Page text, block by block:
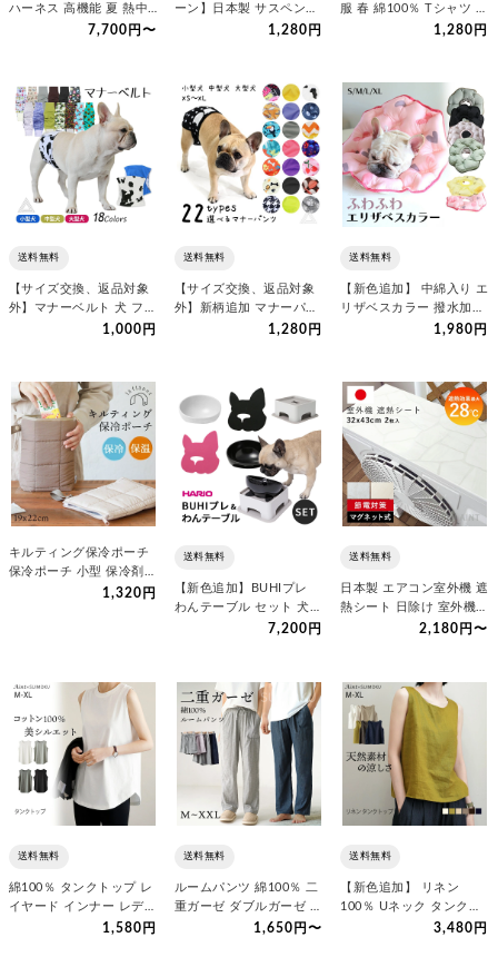
ハーネス 高機能 夏 熱中
症対策 暑さ対策 ソフト…
7,700円〜
ーン】日本製 サスペンダ
ー 犬用 高品質 金属クリ
1,280円
服 春 綿100％ Tシャツ 小
型犬 中型犬 大型犬…1,280円
送料無料
【サイズ交換、返品対象
外】マナーベルト 犬 フレ
ンチブルドック カバー オ
1,000円
送料無料
【サイズ交換、返品対象
外】新柄追加 マナーパン
ツ 犬 フレンチブルドック
1,280円
送料無料
【新色追加】 中綿入り エ
リザベスカラー 撥水加工
犬 猫 エリカラ ソフト…
1,980円
キルティング保冷ポーチ
保冷ポーチ 小型 保冷剤入
れ ポーチ 保冷ミニポー
1,320円
送料無料
【新色追加】BUHIプレ
わんテーブル セット 犬
ハリオ『HARIO』 フ…
7,200円
送料無料
日本製 エアコン室外機 遮
熱シート 日除け 室外機カ
バー 遮熱 直射日光 -…
2,180円〜
送料無料
綿100％ タンクトップ レ
イヤード インナー レディ
ース 重ね着 レイヤー…
1,580円
送料無料
ルームパンツ 綿100％ 二
重ガーゼ ダブルガーゼ ロ
ング丈 ショート丈 …
1,650円〜
送料無料
【新色追加】 リネン
100％ Uネック タンクト
ップ ノースリーブ トップ
3,480円